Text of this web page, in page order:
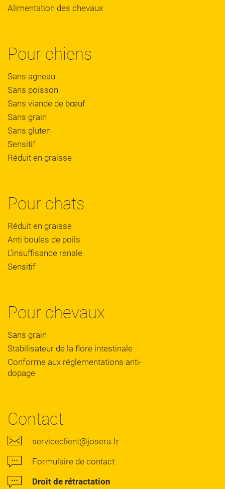
Alimentation des chevaux
Pour chiens
Sans agneau
Sans poisson
Sans viande de bœuf
Sans grain
Sans gluten
Sensitif
Réduit en graisse
Pour chats
Réduit en graisse
Anti boules de poils
L'insuffisance renale
Sensitif
Pour chevaux
Sans grain
Stabilisateur de la flore intestinale
Conforme aux réglementations anti-
dopage
Contact
serviceclient@josera.fr
Formulaire de contact
Droit de rétractation